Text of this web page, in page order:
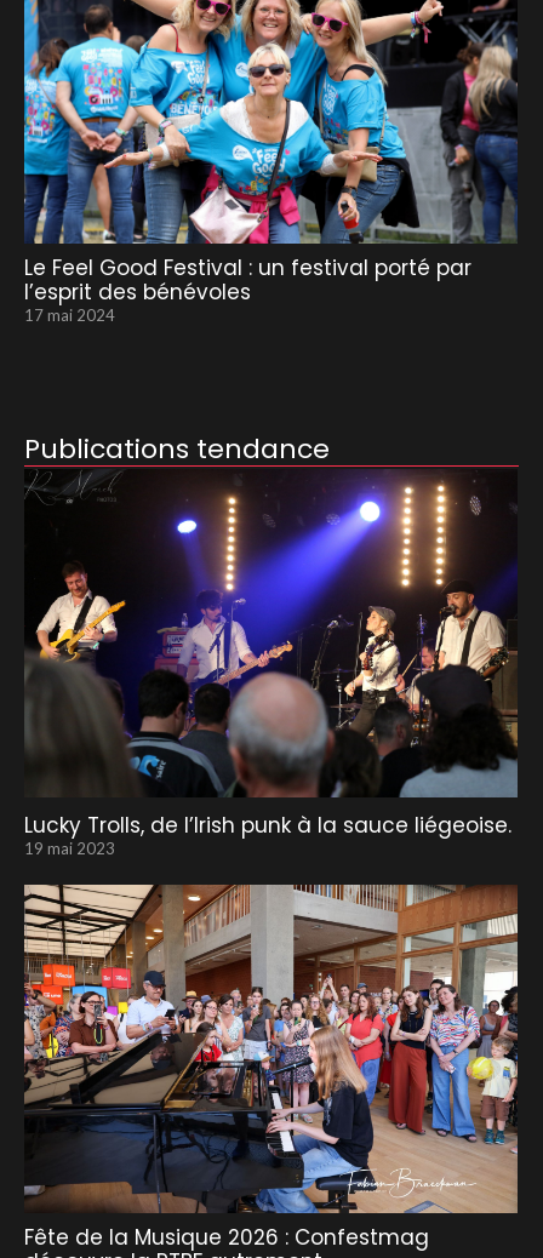
Le Feel Good Festival : un festival porté par
l’esprit des bénévoles
17 mai 2024
Publications tendance
Lucky Trolls, de l’Irish punk à la sauce liégeoise.
19 mai 2023
Fête de la Musique 2026 : Confestmag